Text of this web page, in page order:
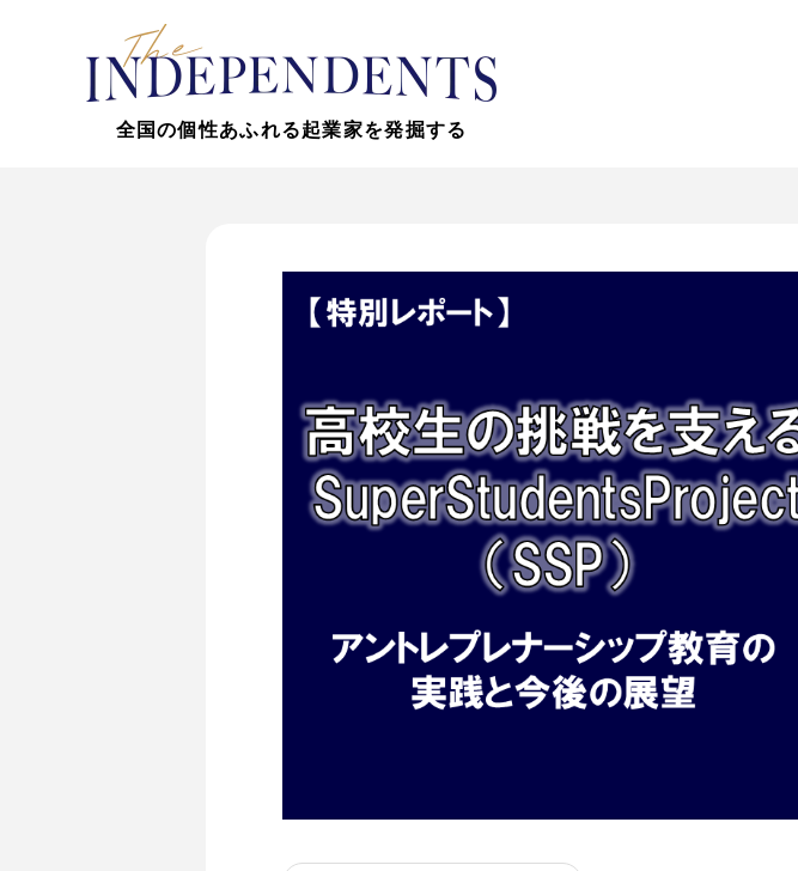
全国の個性あふれる起業家を発掘する